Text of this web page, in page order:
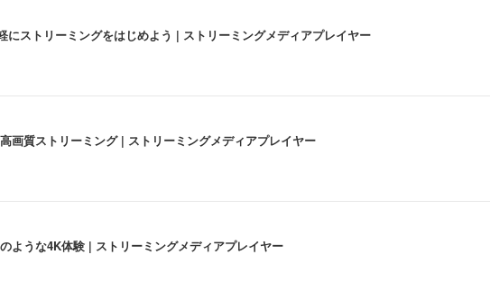
ストリーミングをはじめよう | ストリーミングメディアプレイヤー
質ストリーミング | ストリーミングメディアプレイヤー
うな4K体験 | ストリーミングメディアプレイヤー